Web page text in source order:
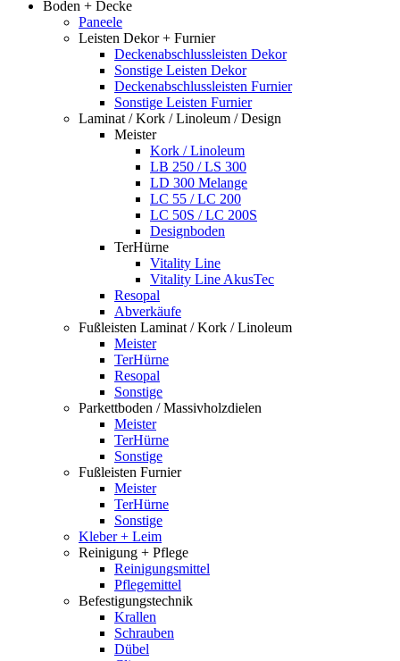
Boden + Decke
Paneele
Leisten Dekor + Furnier
Deckenabschlussleisten Dekor
Sonstige Leisten Dekor
Deckenabschlussleisten Furnier
Sonstige Leisten Furnier
Laminat / Kork / Linoleum / Design
Meister
Kork / Linoleum
LB 250 / LS 300
LD 300 Melange
LC 55 / LC 200
LC 50S / LC 200S
Designboden
TerHürne
Vitality Line
Vitality Line AkusTec
Resopal
Abverkäufe
Fußleisten Laminat / Kork / Linoleum
Meister
TerHürne
Resopal
Sonstige
Parkettboden / Massivholzdielen
Meister
TerHürne
Sonstige
Fußleisten Furnier
Meister
TerHürne
Sonstige
Kleber + Leim
Reinigung + Pflege
Reinigungsmittel
Pflegemittel
Befestigungstechnik
Krallen
Schrauben
Dübel